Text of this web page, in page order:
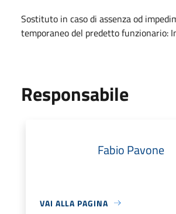
Sostituto in caso di assenza od
temporaneo del predetto funzionario:
Responsabile
Fabio Pavone
VAI ALLA PAGINA